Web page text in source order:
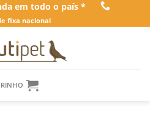
em todo o país *
fixa nacional